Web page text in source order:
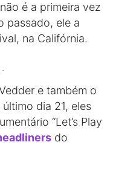
é a primeira vez
passado, ele a
na Califórnia.
-
e também o
dia 21, eles
“Let’s Play
do